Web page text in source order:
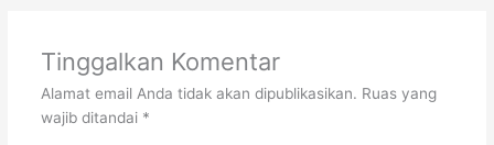
Tinggalkan Komentar
Alamat email Anda tidak akan dipublikasikan. Ruas yang
wajib ditandai *